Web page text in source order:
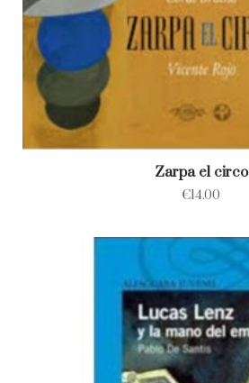
Zarpa el circo
€14.00